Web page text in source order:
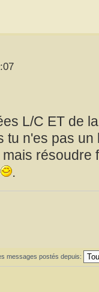
L/C ET de
tu n'es pas
résoudre
.
messages postés depuis: